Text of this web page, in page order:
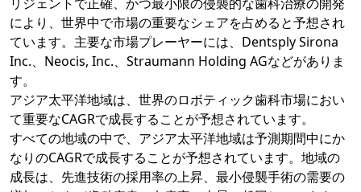
により、世界中で市場の重要なシェアを占めると予想され
ています。主要な市場プレーヤーには、Dentsply Sirona
Inc.、Neocis, Inc.、Straumann Holding AGなどがありま
す。
アジア太平洋地域は、世界のロボティック歯科市場におい
て重要なCAGRで成長することが予想されています。
すべての地域の中で、アジア太平洋地域は予測期間中にか
なりのCAGRで成長することが予想されています。地域の
成長は、先進技術の採用率の上昇、最小侵襲手術の需要の